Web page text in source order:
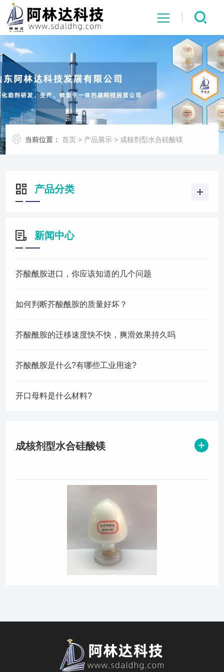
关于我们
产品展示
新闻中心
当前位置： 首页 > 产品展示 > 成核剂型水合硅酸镁
产品分类
新闻中心
芥酸酰胺进口，你应该知道的几个问题
如何判断芥酸酰胺的质量好坏？
芥酸酰胺的迁移速度快不快，爽滑效果持久吗
芥酸酰胺是什么?有哪些工业用途?
开口母料是什么材料?
成核剂型水合硅酸镁